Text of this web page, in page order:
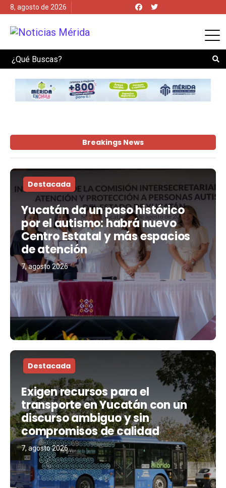
8, agosto de 2026
Search
Breakings News
Destacada
Yucatán da un paso histórico
por el autismo: habrá nuevo
Centro Estatal y más espacios
de atención
7, agosto 2026
Destacada
Exigen recursos para el
transporte en Yucatán con un
discurso ambiguo y sin
compromisos de calidad
7, agosto 2026